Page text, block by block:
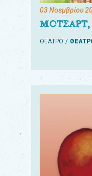
03 Νοεμβρίου
ΘΕΑΤΡΟ